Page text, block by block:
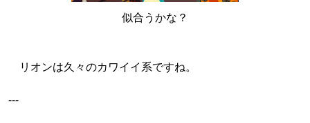
似合うかな？
リオンは久々のカワイイ系ですね。
---